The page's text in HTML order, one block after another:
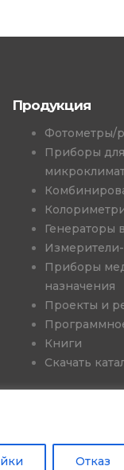
Отказ
Продукция
Фотометры/
Приборы
Генераторы
Приборы
назначения
Проекты и
Книги
Скачать